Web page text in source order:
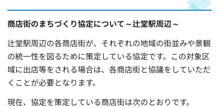
商店街のまちづくり協定について～辻堂駅周辺～
辻堂駅周辺の各商店街が、それぞれの地域の街並みや景観
の統一性を図るために策定している協定です。この対象区
域に出店等をされる場合は、各商店街と協議をしていただ
くことが必要となります。
現在、協定を策定している商店街は次のとおりです。